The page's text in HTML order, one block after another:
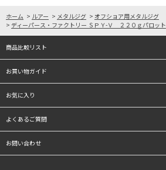
ホーム > ルアー > メタルジグ > オフショア用メタルジグ
> ディーパース・ファクトリー ＳＰＹ-Ｖ ２２０ｇパロット
商品比較リスト
お買い物ガイド
お気に入り
よくあるご質問
お問い合わせ